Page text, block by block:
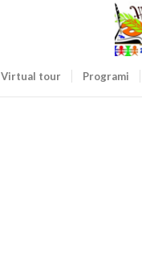
Virtual tour Programi